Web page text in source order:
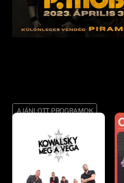
AJÁNLOTT PROGRAMOK